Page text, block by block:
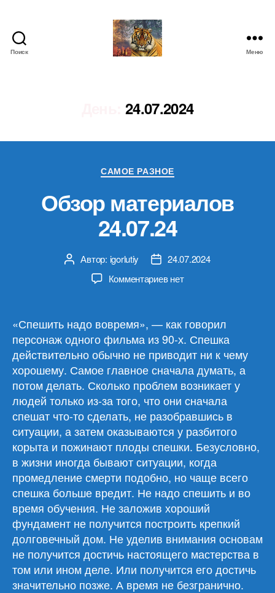
Поиск Меню
24.07.2024
Рубрики
САМОЕ РАЗНОЕ
Обзор материалов
24.07.24
Автор
записи
Автор: igorlutiy
Дата24.07.2024
Комментариевк
24.07.24
нет
«Спешить надо вовремя», — как говорил
персонаж одного фильма из 90-х. Спешка
действительно обычно не приводит ни к чему
хорошему. Самое главное сначала думать, а
потом делать. Сколько проблем возникает у
людей только из-за того, что они сначала
спешат что-то сделать, не разобравшись в
ситуации, а затем оказываются у разбитого
корыта и пожинают плоды спешки. Безусловно,
в жизни иногда бывают ситуации, когда
промедление смерти подобно, но чаще всего
спешка больше вредит. Не надо спешить и во
время обучения. Не заложив хороший
фундамент не получится построить крепкий
долговечный дом. Не уделив внимания основам
не получится достичь настоящего мастерства в
том или ином деле. Или получится его достичь
значительно позже. А время не безгранично.